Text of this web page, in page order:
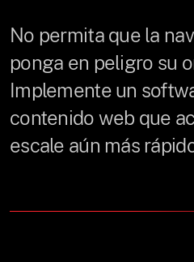
No permita que la
ponga en peligro su
Implemente un
contenido web que
escale aún más